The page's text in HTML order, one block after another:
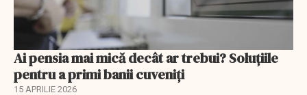
Ai pensia mai mică decât ar trebui? Soluţiile
pentru a primi banii cuveniţi
15 APRILIE 2026